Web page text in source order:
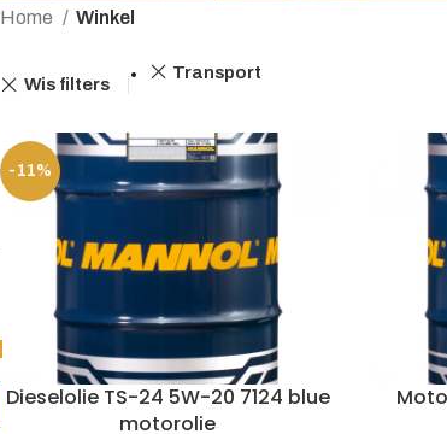
Home Winkel
Wis filters
Transport
-11%
Dieselolie TS-24 5W-20 7124 blue
motorolie